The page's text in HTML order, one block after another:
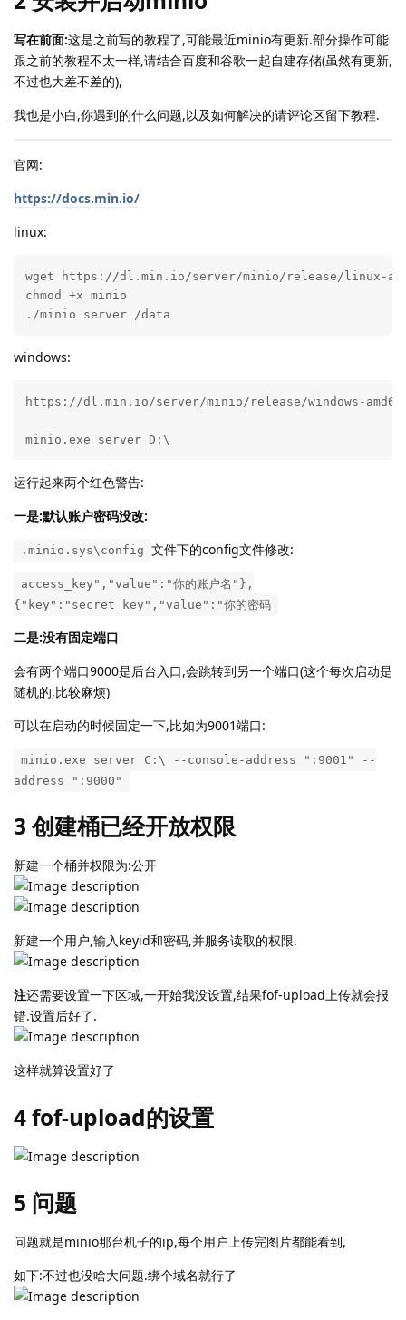
写在前面:这是之前写的教程了,可能最近minio有更新.部分操作可能
跟之前的教程不太一样,请结合百度和谷歌一起自建存储(虽然有更新,
不过也大差不差的),
我也是小白,你遇到的什么问题,以及如何解决的请评论区留下教程.
官网:
https://docs.min.io/
linux:
wget https://dl.min.io/server/minio/release/linux-
chmod +x minio
./minio server /data
windows:
https://dl.min.io/server/minio/release/windows-
minio.exe server D:\
运行起来两个红色警告:
一是:默认账户密码没改:
.minio.sys\config 文件下的config文件修改:
access_key","value":"你的账户名"},
{"key":"secret_key","value":"你的密码
二是:没有固定端口
会有两个端口9000是后台入口,会跳转到另一个端口(这个每次启动是
随机的,比较麻烦)
可以在启动的时候固定一下,比如为9001端口:
minio.exe server C:\ --console-address ":9001" --
address ":9000"
3 创建桶已经开放权限
新建一个桶并权限为:公开
新建一个用户,输入keyid和密码,并服务读取的权限.
注还需要设置一下区域,一开始我没设置,结果fof-upload上传就会报
错.设置后好了.
这样就算设置好了
4 fof-upload的设置
5 问题
问题就是minio那台机子的ip,每个用户上传完图片都能看到,
如下:不过也没啥大问题.绑个域名就行了